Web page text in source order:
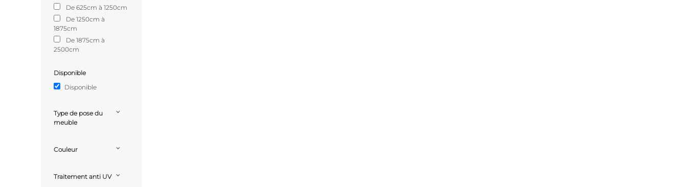
De 625cm à 1250cm
De 1250cm à
1875cm
De 1875cm à
2500cm
Disponible
Disponible
Type de pose du
meuble
Couleur
Traitement anti UV